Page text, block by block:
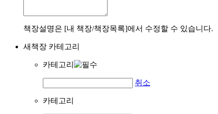
책장설명은 [내 책장/책장목록]에서 수정할 수 있습니다.
새책장 카테고리
카테고리
취소
카테고리